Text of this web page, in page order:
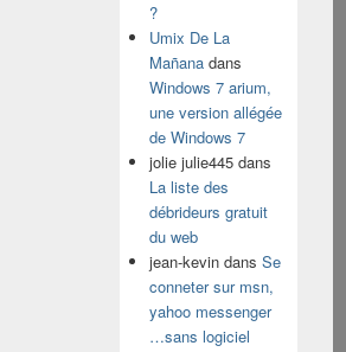
?
Umix De La
Mañanadans
Windows 7 arium,
une version allégée
de Windows 7
jolie julie445dans
La liste des
débrideurs gratuit
du web
jean-kevindans Se
conneter sur msn,
yahoo messenger
…sans logiciel